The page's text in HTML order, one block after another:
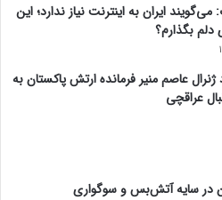
می‌گویند ایران به اینترنت نیاز ندارد؛ این
بگذارم؟
ژنرال عاصم منیر فرمانده ارتش پاکستان به
عراقچی
در سایه آتش‌بس و سوگواری